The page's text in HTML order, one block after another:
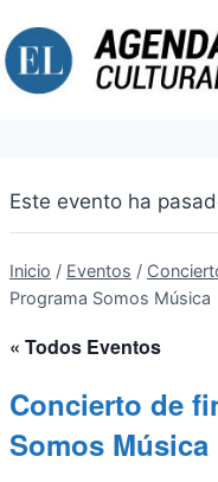
al
contenido
Este evento ha
Inicio / Eventos /
Programa Somos Música
« Todos Eventos
Concierto de
Somos Música